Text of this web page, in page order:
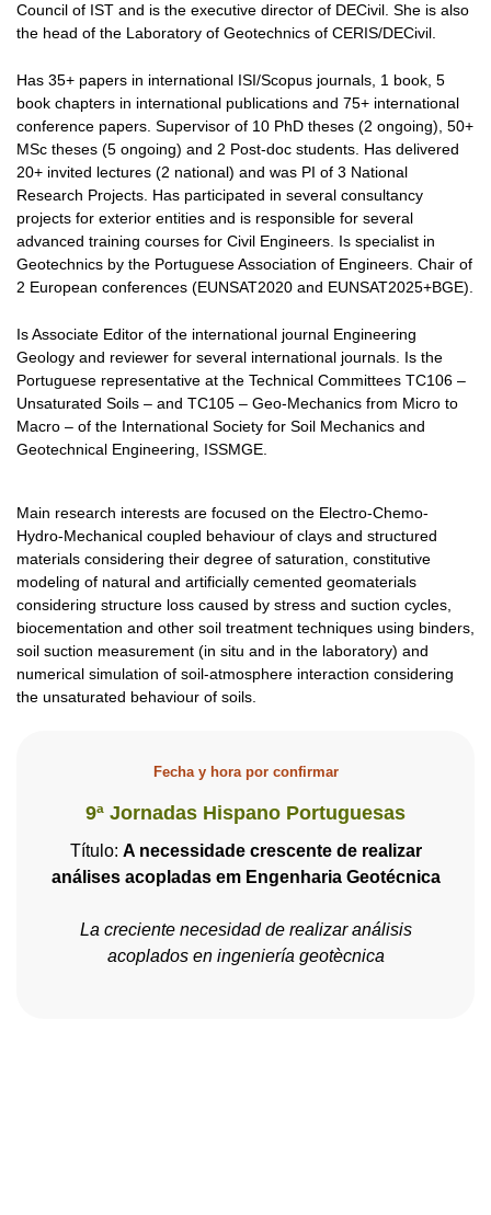
Council of IST and is the executive director of DECivil. She is also
the head of the Laboratory of Geotechnics of CERIS/DECivil.
Has 35+ papers in international ISI/Scopus journals, 1 book, 5
book chapters in international publications and 75+ international
conference papers. Supervisor of 10 PhD theses (2 ongoing), 50+
MSc theses (5 ongoing) and 2 Post-doc students. Has delivered
20+ invited lectures (2 national) and was PI of 3 National
Research Projects. Has participated in several consultancy
projects for exterior entities and is responsible for several
advanced training courses for Civil Engineers. Is specialist in
Geotechnics by the Portuguese Association of Engineers. Chair of
2 European conferences (EUNSAT2020 and EUNSAT2025+BGE).
Is Associate Editor of the international journal Engineering
Geology and reviewer for several international journals. Is the
Portuguese representative at the Technical Committees TC106 –
Unsaturated Soils – and TC105 – Geo-Mechanics from Micro to
Macro – of the International Society for Soil Mechanics and
Geotechnical Engineering, ISSMGE.
Main research interests are focused on the Electro-Chemo-
Hydro-Mechanical coupled behaviour of clays and structured
materials considering their degree of saturation, constitutive
modeling of natural and artificially cemented geomaterials
considering structure loss caused by stress and suction cycles,
biocementation and other soil treatment techniques using binders,
soil suction measurement (in situ and in the laboratory) and
numerical simulation of soil-atmosphere interaction considering
the unsaturated behaviour of soils.
Fecha y hora por confirmar
9ª Jornadas Hispano Portuguesas
Título: A necessidade crescente de realizar
análises acopladas em Engenharia Geotécnica
La creciente necesidad de realizar análisis
acoplados en ingeniería geotècnica